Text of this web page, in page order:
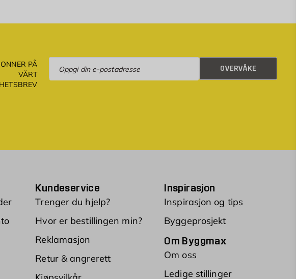
PÅ
VÅRT
OVERVÅKE
Kundeservice
Trenger du hjelp?
Hvor er bestillingen min?
Reklamasjon
Retur & angrerett
Inspirasjon
Inspirasjon og tips
Byggeprosjekt
Om Byggmax
Om oss
Ledige stillinger